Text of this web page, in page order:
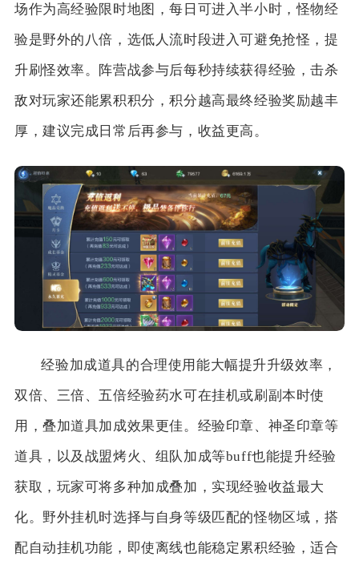
场作为高经验限时地图，每日可进入半小时，怪物经
验是野外的八倍，选低人流时段进入可避免抢怪，提
升刷怪效率。阵营战参与后每秒持续获得经验，击杀
敌对玩家还能累积积分，积分越高最终经验奖励越丰
厚，建议完成日常后再参与，收益更高。
经验加成道具的合理使用能大幅提升升级效率，
双倍、三倍、五倍经验药水可在挂机或刷副本时使
用，叠加道具加成效果更佳。经验印章、神圣印章等
道具，以及战盟烤火、组队加成等buff也能提升经验
获取，玩家可将多种加成叠加，实现经验收益最大
化。野外挂机时选择与自身等级匹配的怪物区域，搭
配自动挂机功能，即使离线也能稳定累积经验，适合